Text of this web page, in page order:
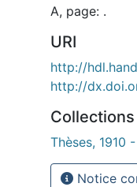
A, page: .
URI
http://
http://
Collections
Thèses, 1910
Notice